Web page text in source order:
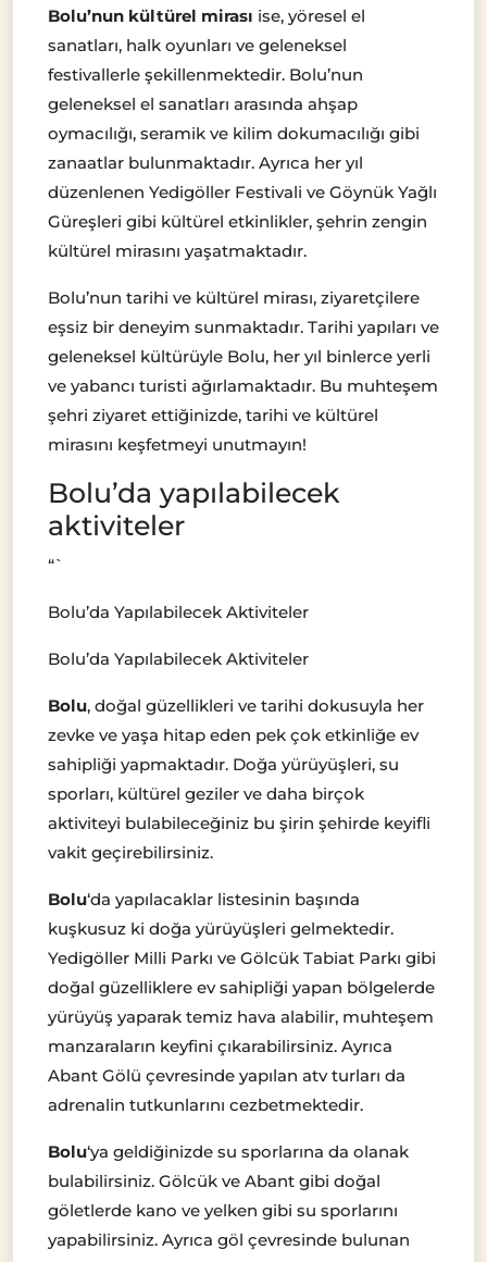
Bolu’nun kültürel mirası ise, yöresel el
sanatları, halk oyunları ve geleneksel
festivallerle şekillenmektedir. Bolu’nun
geleneksel el sanatları arasında ahşap
oymacılığı, seramik ve kilim dokumacılığı gibi
zanaatlar bulunmaktadır. Ayrıca her yıl
düzenlenen Yedigöller Festivali ve Göynük Yağlı
Güreşleri gibi kültürel etkinlikler, şehrin zengin
kültürel mirasını yaşatmaktadır.
Bolu’nun tarihi ve kültürel mirası, ziyaretçilere
eşsiz bir deneyim sunmaktadır. Tarihi yapıları ve
geleneksel kültürüyle Bolu, her yıl binlerce yerli
ve yabancı turisti ağırlamaktadır. Bu muhteşem
şehri ziyaret ettiğinizde, tarihi ve kültürel
mirasını keşfetmeyi unutmayın!
Bolu’da yapılabilecek
aktiviteler
“`
Bolu’da Yapılabilecek Aktiviteler
Bolu’da Yapılabilecek Aktiviteler
Bolu, doğal güzellikleri ve tarihi dokusuyla her
zevke ve yaşa hitap eden pek çok etkinliğe ev
sahipliği yapmaktadır. Doğa yürüyüşleri, su
sporları, kültürel geziler ve daha birçok
aktiviteyi bulabileceğiniz bu şirin şehirde keyifli
vakit geçirebilirsiniz.
Bolu‘da yapılacaklar listesinin başında
kuşkusuz ki doğa yürüyüşleri gelmektedir.
Yedigöller Milli Parkı ve Gölcük Tabiat Parkı gibi
doğal güzelliklere ev sahipliği yapan bölgelerde
yürüyüş yaparak temiz hava alabilir, muhteşem
manzaraların keyfini çıkarabilirsiniz. Ayrıca
Abant Gölü çevresinde yapılan atv turları da
adrenalin tutkunlarını cezbetmektedir.
Bolu‘ya geldiğinizde su sporlarına da olanak
bulabilirsiniz. Gölcük ve Abant gibi doğal
göletlerde kano ve yelken gibi su sporlarını
yapabilirsiniz. Ayrıca göl çevresinde bulunan